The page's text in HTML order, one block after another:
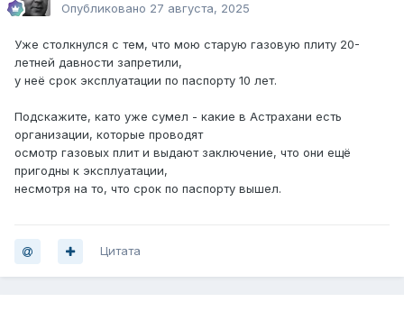
Опубликовано 27 августа, 2025
Уже столкнулся с тем, что мою старую газовую плиту 20-
летней давности запретили,
у неё срок эксплуатации по паспорту 10 лет.
Подскажите, като уже сумел - какие в Астрахани есть
организации, которые проводят
осмотр газовых плит и выдают заключение, что они ещё
пригодны к эксплуатации,
несмотря на то, что срок по паспорту вышел.
Цитата